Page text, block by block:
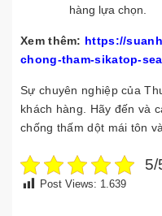
hàng lựa chọn.
Xem thêm: https://
chong-tham-sikatop-
Sự chuyên nghiệp của
khách hàng. Hãy đến và
chống thấm dột mái tôn
5/
Post Views: 1.639